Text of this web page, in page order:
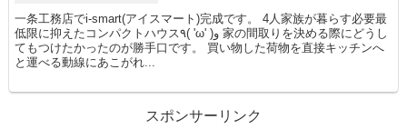
一条工務店でi-smart(アイスマート)完成です。 4人家族が暮らす必要最
低限に抑えたコンパクトハウス٩( 'ω' )و 家の間取りを決める際にどうし
てもつけたかったのが勝手口です。 買い物した荷物を直接キッチンへ
と運べる動線にあこがれ...
スポンサーリンク